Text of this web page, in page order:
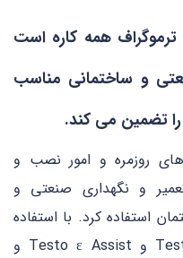
همه کاره است
و ساختمانی مناسب
تضمین می کند.
روزمره و امور نصب و
و نگهداری صنعتی و
استفاده کرد. با استفاده
از توابع کاربردی *Testo ScaleAssist و Testo ɛ Assist و